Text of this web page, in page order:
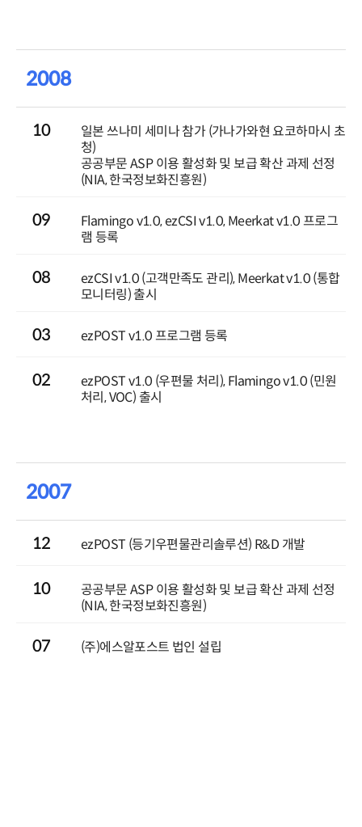
2008
10
일본 쓰나미 세미나 참가 (가나가와현 요코하마시 초
청)
공공부문 ASP 이용 활성화 및 보급 확산 과제 선정
(NIA, 한국정보화진흥원)
09
Flamingo v1.0, ezCSI v1.0, Meerkat v1.0 프로그
램 등록
08
ezCSI v1.0 (고객만족도 관리), Meerkat v1.0 (통합
모니터링) 출시
03 ezPOST v1.0 프로그램 등록
02
ezPOST v1.0 (우편물 처리), Flamingo v1.0 (민원
처리, VOC) 출시
2007
12 ezPOST (등기우편물관리솔루션) R&D 개발
10
공공부문 ASP 이용 활성화 및 보급 확산 과제 선정
(NIA, 한국정보화진흥원)
07 (주)에스알포스트 법인 설립